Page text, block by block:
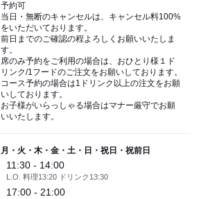
予約可
当日・無断のキャンセルは、キャンセル料100%
をいただいております。
前日までのご確認の程よろしくお願いいたしま
す。
席のみ予約をご利用の場合は、おひとり様１ド
リンク/1フードのご注文をお願いしております。
コース予約の場合は1ドリンク以上の注文をお願
いしております。
お子様がいらっしゃる場合はマナー厳守でお願
いいたします。
月・火・木・金・土・日・祝日・祝前日
11:30 - 14:00
L.O. 料理13:20 ドリンク13:30
17:00 - 21:00